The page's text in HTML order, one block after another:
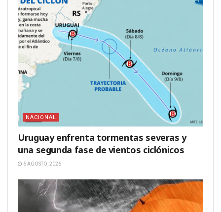
NACIONAL
Uruguay enfrenta tormentas severas y
una segunda fase de vientos ciclónicos
6 AGOSTO, 2026